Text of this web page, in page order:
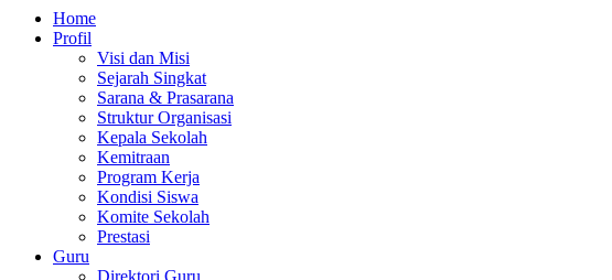
Home
Profil
Visi dan Misi
Sejarah Singkat
Sarana & Prasarana
Struktur Organisasi
Kepala Sekolah
Kemitraan
Program Kerja
Kondisi Siswa
Komite Sekolah
Prestasi
Guru
Direktori Guru